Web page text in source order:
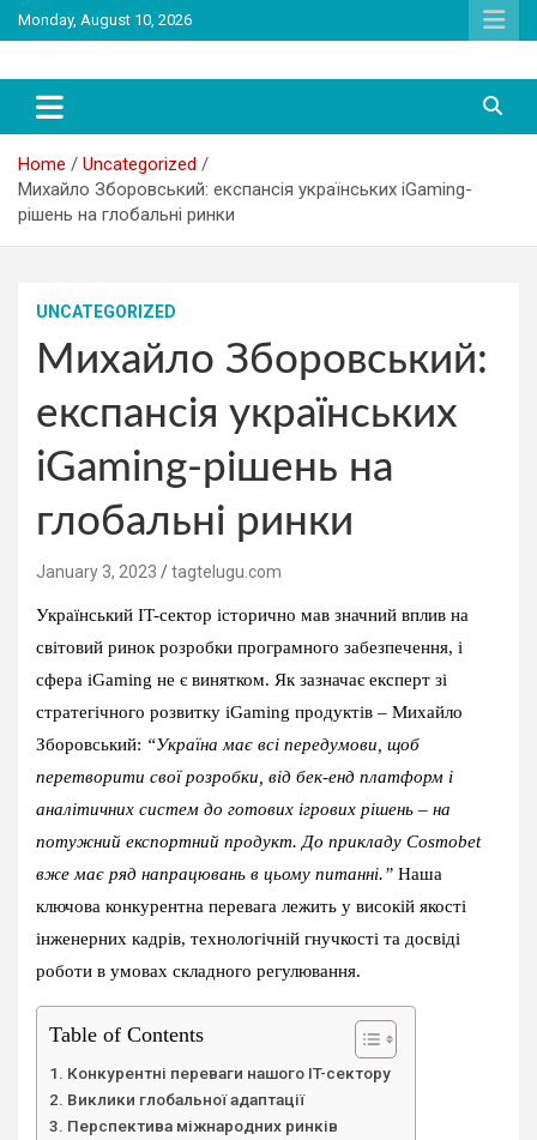
Skip
to
Monday, August 10, 2026
Tag Telugu
Home
Uncategorized
Михайло Зборовський: експансія українських iGaming-
рішень на глобальні ринки
UNCATEGORIZED
Михайло Зборовський:
експансія українських
iGaming-рішень на
глобальні ринки
January 3, 2023 tagtelugu.com
Український IT-сектор історично мав значний вплив на
світовий ринок розробки програмного забезпечення, і
сфера iGaming не є винятком. Як зазначає експерт зі
стратегічного розвитку iGaming продуктів – Михайло
Зборовський: “Україна має всі передумови, щоб
перетворити свої розробки, від бек-енд платформ і
аналітичних систем до готових ігрових рішень – на
потужний експортний продукт. До прикладу Cosmobet
вже має ряд напрацювань в цьому питанні.” Наша
ключова конкурентна перевага лежить у високій якості
інженерних кадрів, технологічній гнучкості та досвіді
роботи в умовах складного регулювання.
Table of Contents
Конкурентні переваги нашого IT-сектору
Виклики глобальної адаптації
Перспектива міжнародних ринків